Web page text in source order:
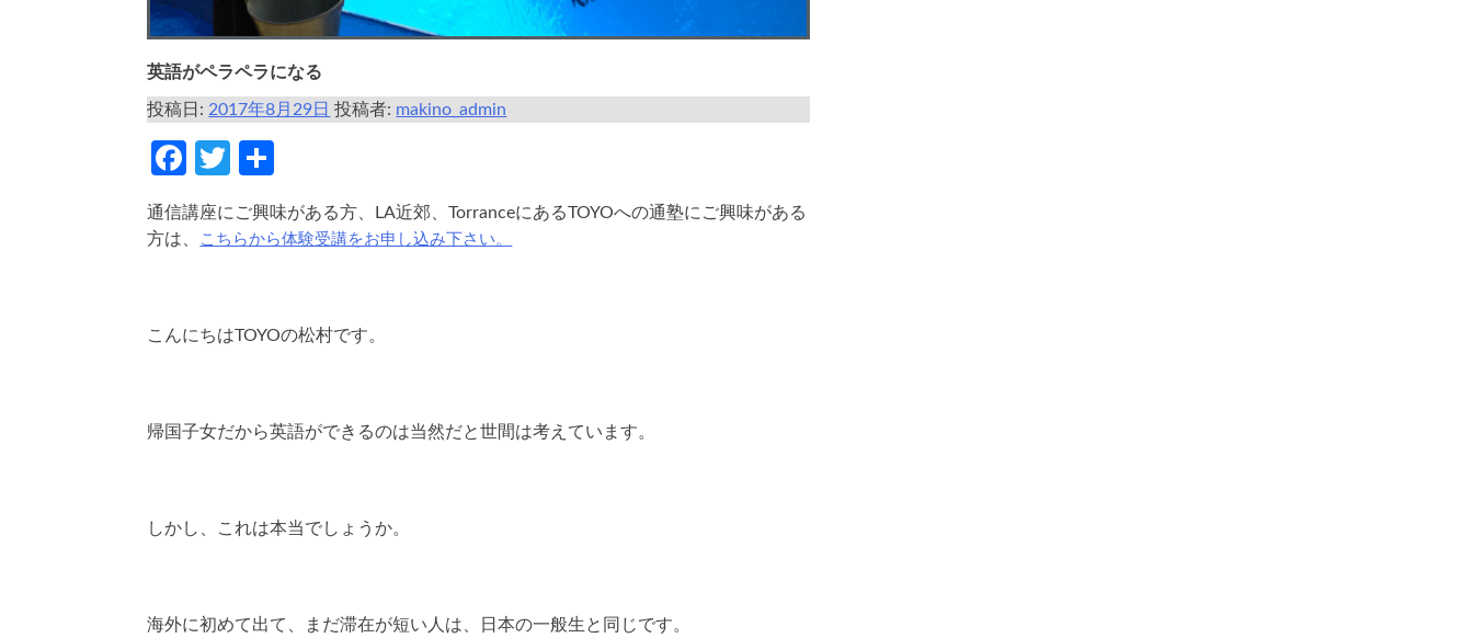
英語がペラペラになる
投稿日:2017年8月29日 投稿者: makino_admin
Facebook
Twitter
通信講座にご興味がある方、LA近郊、TorranceにあるTOYOへの通塾にご興味がある
方は、
こちらから体験受講をお申し込み下さい。
こんにちはTOYOの松村です。
帰国子女だから英語ができるのは当然だと世間は考えています。
しかし、これは本当でしょうか。
海外に初めて出て、まだ滞在が短い人は、日本の一般生と同じです。